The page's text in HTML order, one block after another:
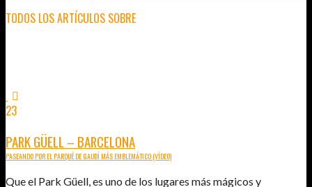
TODOS LOS ARTÍCULOS SOBRE
23
PARK GÜELL – BARCELONA
PASEANDO POR EL PARQUÉ DE GAUDÍ MÁS EMBLEMÁTICO (VÍDEO)
Que el Park Güell, es uno de los lugares más mágicos y